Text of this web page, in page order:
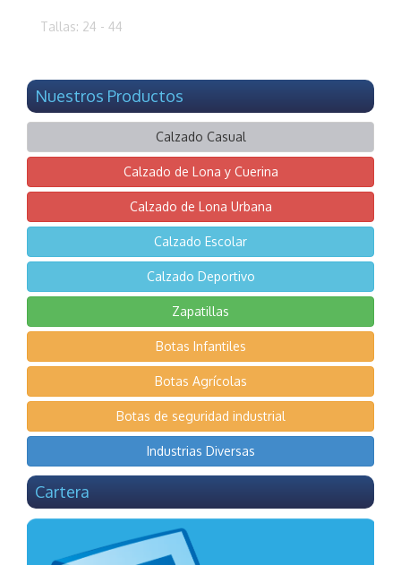
Tallas: 24 - 44
Nuestros Productos
Calzado Casual
Calzado de Lona y Cuerina
Calzado de Lona Urbana
Calzado Escolar
Calzado Deportivo
Zapatillas
Botas Infantiles
Botas Agrícolas
Botas de seguridad industrial
Industrias Diversas
Cartera